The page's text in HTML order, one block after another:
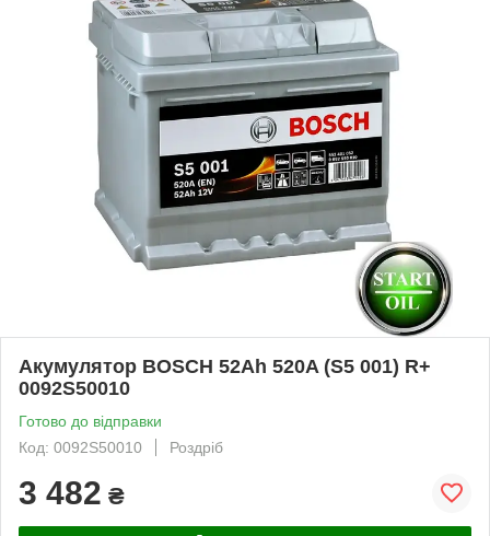
Акумулятор BOSCH 52Ah 520A (S5 001) R+
0092S50010
Готово до відправки
Код: 0092S50010
Роздріб
3 482 ₴